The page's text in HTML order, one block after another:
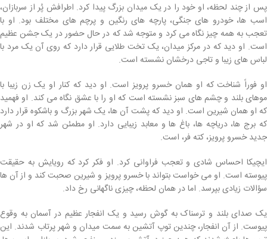
پس از چند لحظه، او خود را در یک میدان بزرگ پیدا کرد. اطرافش پُر از سربازان،
اسب ها، خودرو های جنگی، پارچه های رنگین و پرچم های مختلف بود. او با
تعجب به همه چیز نگاه می کرد و متوجه شد که در حال حضور در یک جشن عظیم
است. او دید که در مرکز میدان، یک تخت طلایی قرار دارد که روی آن یک مرد با
لباس های زیبا و تاجی درخشان نشسته است.
او فوراً شناخت که او همان خسرو پرویز است. او دید که کنار او یک زن زیبا با
موهای بلند و چشم های سبز نشسته است که او را با عشق نگاه می کند. او فهمید
که او همان شیرین است. او دید که پشت آن ها، یک شهر بزرگ و باشکوه قرار دارد
که برج ها، دریاچه ها، باغ ها و معابد زیبایی دارد. او مطمئن شد که او در شهر
جدید خسرو پرویز، کته فر، است.
ایچیکا احساس شادی و تعجب فراوانی کرد. او فکر کرد که رویایش به حقیقت
پیوسته است. او می خواست بتواند با خسرو پرویز و شیرین صحبت کند و از آن ها
سؤالات زیادی بپرسد. اما در همان لحظه، چیزی ناگهانی رخ داد.
یک صدای بلند و ترسناک به گوش رسید و یک انفجار عظیم در آسمان به وقوع
پیوست. از آن انفجار، چندین توپ آتشین به سمت میدان و شهر پرتاب شدند. این